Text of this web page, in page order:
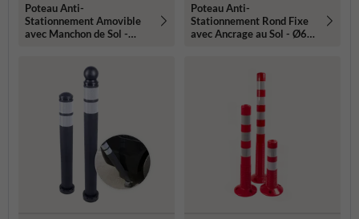
Poteau Anti-
Stationnement Amovible
avec Manchon de Sol -
Poteau Anti-
Stationnement Rond Fixe
avec Ancrage au Sol - Ø60-